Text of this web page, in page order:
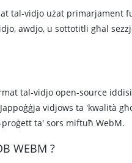
tal-vidjo użat primarjament
awdjo, u sottotitli għal
tal-vidjo open-source
vidjows ta 'kwalità
ta' sors miftuħ WebM.
WEBM ?